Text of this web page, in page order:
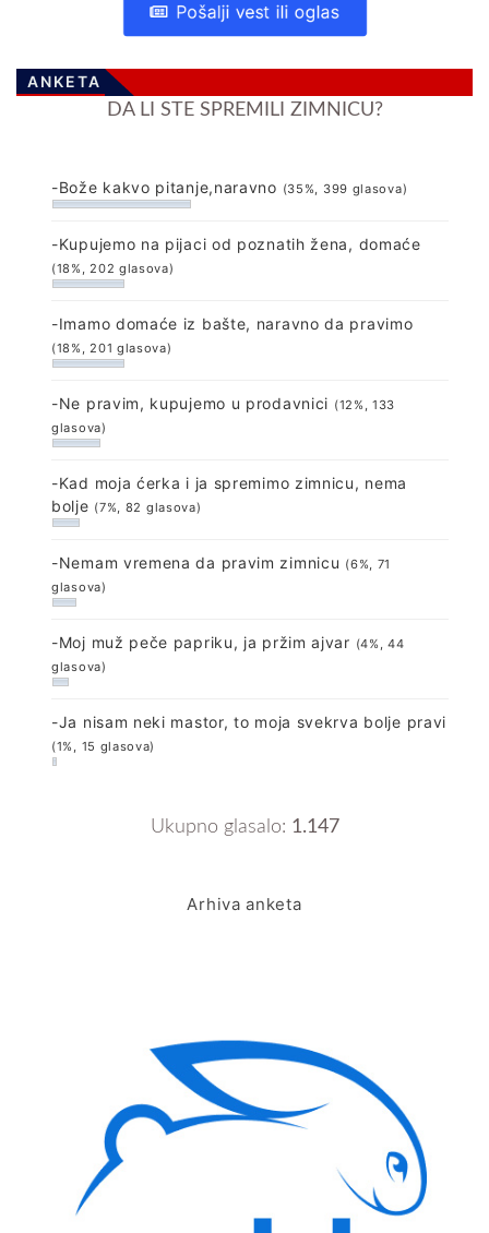
Pošalji vest ili oglas
ANKETA
DA LI STE SPREMILI ZIMNICU?
-Bože kakvo pitanje,naravno (35%, 399 glasova)
-Kupujemo na pijaci od poznatih žena, domaće
(18%, 202 glasova)
-Imamo domaće iz bašte, naravno da pravimo
(18%, 201 glasova)
-Ne pravim, kupujemo u prodavnici (12%, 133
glasova)
-Kad moja ćerka i ja spremimo zimnicu, nema
bolje (7%, 82 glasova)
-Nemam vremena da pravim zimnicu (6%, 71
glasova)
-Moj muž peče papriku, ja pržim ajvar (4%, 44
glasova)
-Ja nisam neki mastor, to moja svekrva bolje pravi
(1%, 15 glasova)
Ukupno glasalo: 1.147
Arhiva anketa